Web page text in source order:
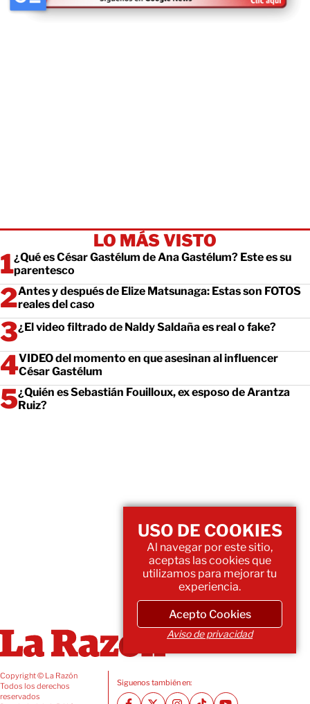
LO MÁS VISTO
¿Qué es César Gastélum de Ana Gastélum? Este es su
parentesco
Antes y después de Elize Matsunaga: Estas son FOTOS
reales del caso
¿El video filtrado de Naldy Saldaña es real o fake?
VIDEO del momento en que asesinan al influencer
César Gastélum
¿Quién es Sebastián Fouilloux, ex esposo de Arantza
Ruiz?
Copyright © La Razón
Todos los derechos
reservados
Siguenos también en:
USO DE COOKIES
Al navegar por este sitio,
aceptas las cookies que
utilizamos para mejorar tu
experiencia.
Acepto Cookies
Aviso de privacidad